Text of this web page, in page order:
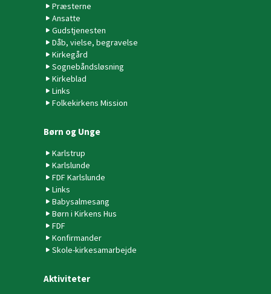
Præsterne
Ansatte
Gudstjenesten
Dåb, vielse, begravelse
Kirkegård
Sognebåndsløsning
Kirkeblad
Links
Folkekirkens Mission
Børn og Unge
Karlstrup
Karlslunde
FDF Karlslunde
Links
Babysalmesang
Børn i Kirkens Hus
FDF
Konfirmander
Skole-kirkesamarbejde
Aktiviteter